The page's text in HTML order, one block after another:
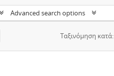
Advanced search options
Ταξινόμηση κατά: